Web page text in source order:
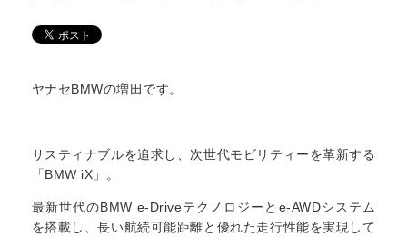
ヤナセBMWの増田です。
サスティナブルを追求し、次世代モビリティーを革新する
「BMW iX」。
最新世代のBMW e‐Driveテクノロジーとe‐AWDシステム
を搭載し、長い航続可能距離と優れた走行性能を実現して